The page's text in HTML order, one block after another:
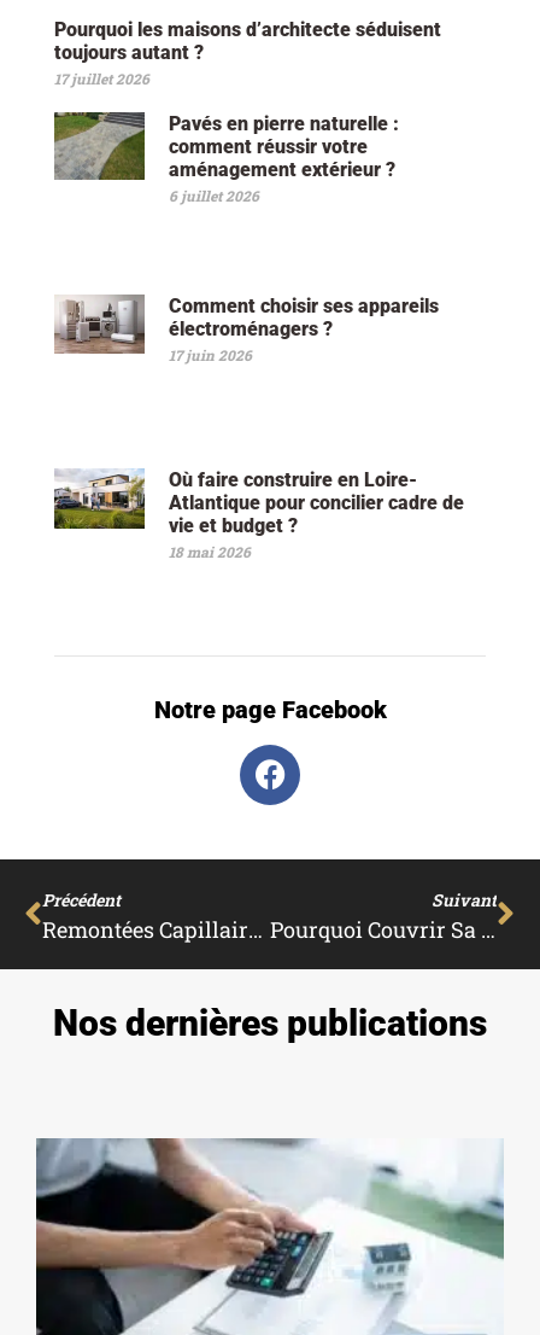
Pourquoi les maisons d’architecte séduisent
toujours autant ?
17 juillet 2026
Pavés en pierre naturelle :
comment réussir votre
aménagement extérieur ?
6 juillet 2026
Comment choisir ses appareils
électroménagers ?
17 juin 2026
Où faire construire en Loire-
Atlantique pour concilier cadre de
vie et budget ?
18 mai 2026
Notre page Facebook
Précédent
Remontées Capillaires : Est-Ce Un Vice Caché ?
Suivant
Pourquoi Couvrir Sa Piscine Avec Un Abri De Piscine Plat ?
Nos dernières publications